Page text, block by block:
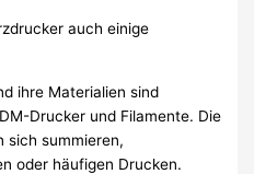
auch einige
ihre Materialien sind
Drucker und Filamente. Die
sich summieren,
oder häufigen Drucken.